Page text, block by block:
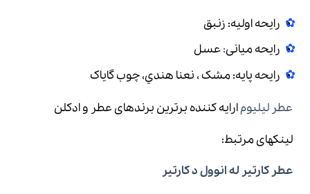
رایحه اولیه: زنبق
رایحه میانی:عسل
رایحه پایه: مشک ، نعنا هندي، چوب گاياک
عطر لیلیومارایه کننده برترین برندهای عطر و ادکلن
لینکهای مرتبط:
عطر کارتیر له انوول د کارتیر